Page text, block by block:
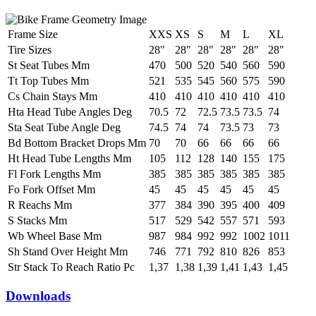
Frame Size XXS XS S M L
XL
Tire Sizes
28" 28" 28" 28" 28"
28"
St Seat Tubes Mm
470 500 520 540 560
590
Tt Top Tubes Mm
521 535 545 560 575
590
Cs Chain Stays Mm
410 410 410 410 410
410
Hta Head Tube Angles Deg
70.5 72 72.5 73.5 73.5 74
Sta Seat Tube Angle Deg
74.5 74 74 73.5 73
73
Bd Bottom Bracket Drops Mm 70 70 66 66 66
66
Ht Head Tube Lengths Mm
105 112 128 140 155
175
Fl Fork Lengths Mm
385 385 385 385 385
385
Fo Fork Offset Mm
45 45 45 45 45
45
R Reachs Mm
377 384 390 395 400
409
S Stacks Mm
517 529 542 557 571
593
Wb Wheel Base Mm
987 984 992 992 1002 1011
Sh Stand Over Height Mm
746 771 792 810 826
853
Str Stack To Reach Ratio Pc
1,37 1,38 1,39 1,41 1,43 1,45
Downloads